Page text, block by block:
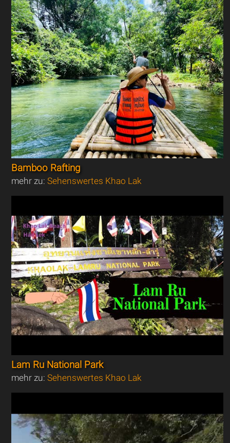
Bamboo Rafting
mehr zu:Sehenswertes Khao Lak
Lam Ru National Park
mehr zu:Sehenswertes Khao Lak